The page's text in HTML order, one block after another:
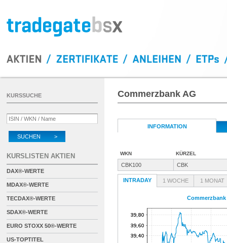
Commerzbank AG
INFORMATION
WKN KÜRZEL
CBK100 CBK
INTRADAY 1 WOCHE 1 MONAT
Commerzbank
KURSSUCHE
SUCHEN >
KURSLISTEN AKTIEN
DAX®-WERTE
MDAX®-WERTE
TECDAX®-WERTE
SDAX®-WERTE
EURO STOXX 50®-WERTE
US-TOPTITEL